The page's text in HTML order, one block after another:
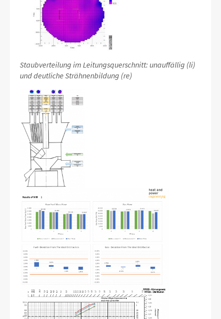
Staubverteilung im Leitungsquerschnitt: unauffällig (li)
und deutliche Strähnenbildung (re)